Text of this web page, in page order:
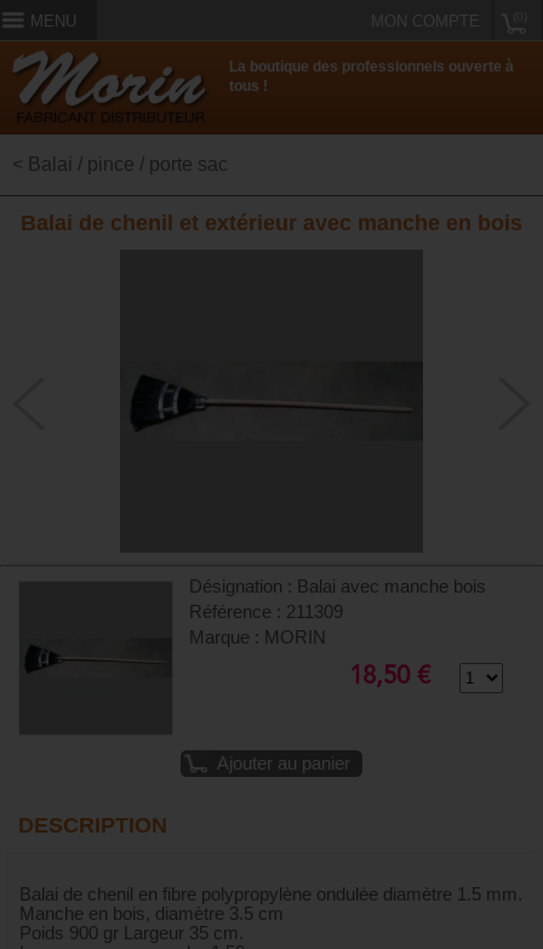
MENU MON COMPTE
La boutique des professionnels ouverte à
tous !
< Balai / pince / porte sac
Balai de chenil et extérieur avec manche en bois
Désignation : Balai avec manche bois
Référence : 211309
Marque : MORIN
18,50 €
Ajouter au panier
DESCRIPTION
Balai de chenil en fibre polypropylène ondulée diamètre 1.5 mm.
Manche en bois, diamètre 3.5 cm
Poids 900 gr Largeur 35 cm.